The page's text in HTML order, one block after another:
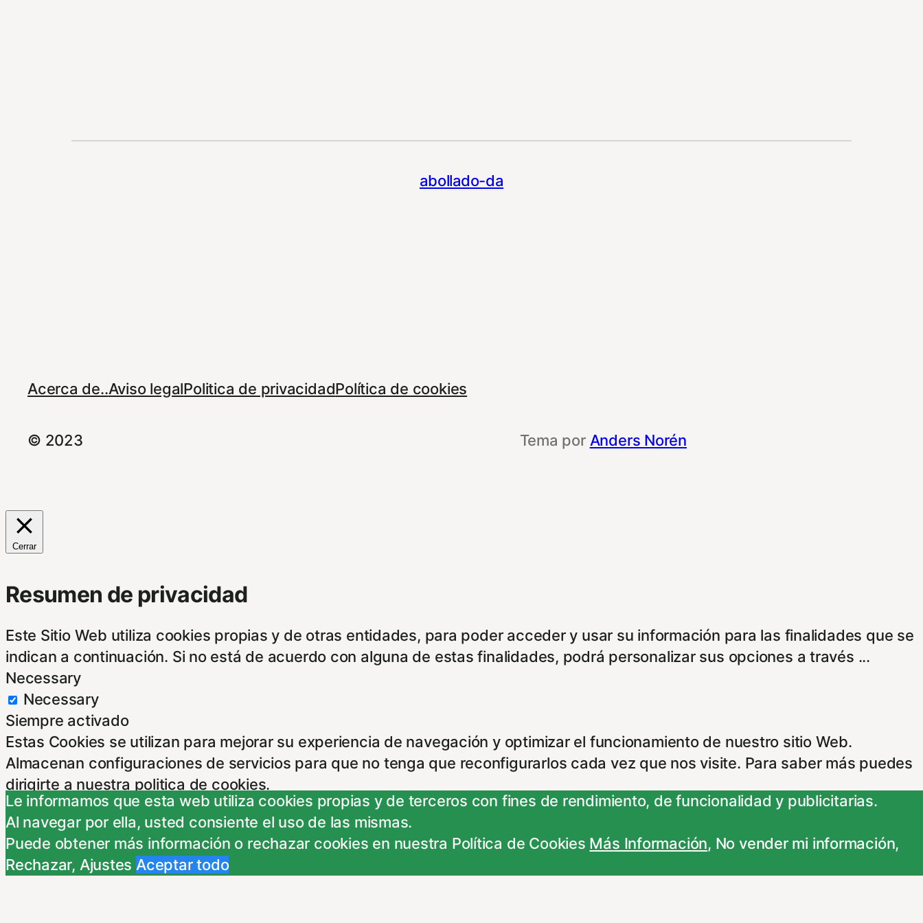
abollado-da
Acerca de..Aviso legalPolitica de privacidadPolítica de cookies
© 2023 Tema por Anders Norén
Le informamos que esta web utiliza cookies propias y de terceros con fines de rendimiento, de funcionalidad y publicitarias.
Al navegar por ella, usted consiente el uso de las mismas.
Puede obtener más información o rechazar cookies en nuestra Política de Cookies Más Información, No vender mi información,
Rechazar, Ajustes Aceptar todo
Cerrar
Resumen de privacidad
Este Sitio Web utiliza cookies propias y de otras entidades, para poder acceder y usar su información para las finalidades que se
indican a continuación. Si no está de acuerdo con alguna de estas finalidades, podrá personalizar sus opciones a través ...
Necessary
Necessary
Siempre activado
Estas Cookies se utilizan para mejorar su experiencia de navegación y optimizar el funcionamiento de nuestro sitio Web.
Almacenan configuraciones de servicios para que no tenga que reconfigurarlos cada vez que nos visite. Para saber más puedes
dirigirte a nuestra politica de cookies.
Non-necessary
Non-necessary
Estas cookies no son necesarias para el funcionamiento del sitio y pueden ser rechazadas. Para saber más puedes dirigirte a
nuestra politica de cookies. Si cambias los ajustes no olvides recargar la página para que los cambios surtan efecto.